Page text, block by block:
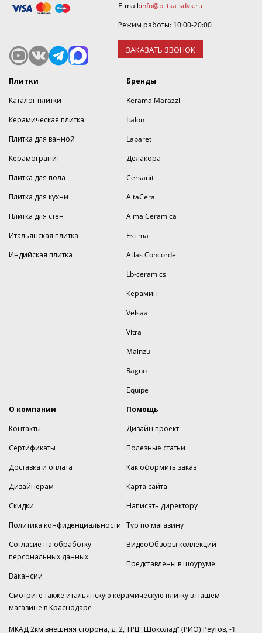
E-mail:info@plitka-sdvk.ru
Режим работы: 10:00-20:00
ЗАКАЗАТЬ ЗВОНОК
Плитки
Каталог плитки
Керамическая плитка
Плитка для ванной
Керамогранит
Плитка для пола
Плитка для кухни
Плитка для стен
Итальянская плитка
Индийская плитка
Бренды
Kerama Marazzi
Italon
Laparet
Делакора
Cersanit
AltaCera
Alma Ceramica
Estima
Atlas Concorde
Lb-ceramics
Керамин
Velsaa
Vitra
Mainzu
Ragno
Equipe
О компании
Контакты
Сертификаты
Доставка и оплата
Дизайнерам
Скидки
Политика конфиденциальности
Согласие на обработку
персональных данных
Вакансии
Помощь
Дизайн проект
Полезные статьи
Как оформить заказ
Карта сайта
Написать директору
Тур по магазину
ВидеоОбзоры коллекций
Представлены в шоуруме
Смотрите также итальянскую керамическую плитку в нашем
магазине в Краснодаре
МКАД 2км внешняя сторона, д. 2, ТРЦ "Шоколад" (РИО) Реутов, -1